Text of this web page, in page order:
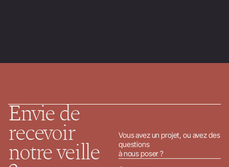
Envie de
recevoir
notre veille
Vous avez un projet, ou avez des
questions
à nous poser ?